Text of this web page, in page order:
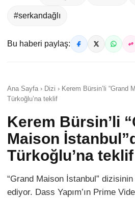
#serkandağlı
Bu haberi paylaş:
Ana Sayfa › Dizi › Kerem Bürsin’li “Grand
Türkoğlu’na teklif
Kerem Bürsin’li
Maison
Türkoğlu’na teklif
“Grand Maison İstanbul” dizisinin
ediyor. Dass Yapım’ın Prime